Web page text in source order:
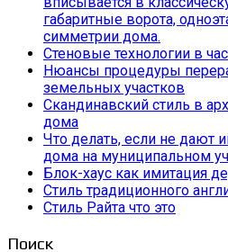
габаритные ворота,
симметрии дома.
Стеновые технологии в
Нюансы процедуры
земельных участков
Скандинавский стиль в
дома
Что делать, если не дают
дома на муниципальном
Блок-хаус как имитация
Стиль традиционного
Стиль Райта что это
Поиск